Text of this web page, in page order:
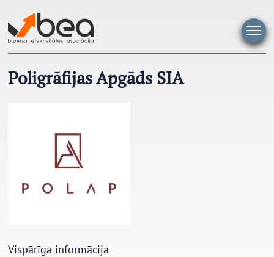
saturu
Poligrāfijas Apgāds SIA
Vispārīga informācija